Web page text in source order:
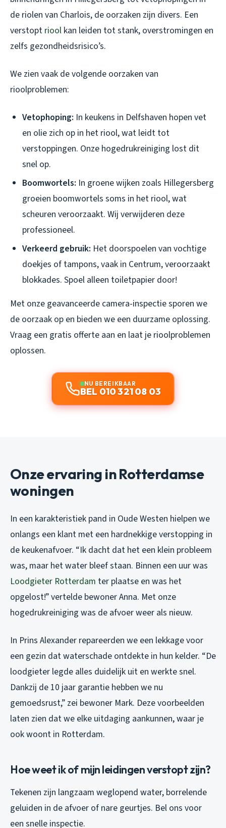
de riolen van Charlois, de oorzaken zijn divers. Een
verstopt riool kan leiden tot stank, overstromingen en
zelfs gezondheidsrisico’s.
We zien vaak de volgende oorzaken van
rioolproblemen:
Vetophoping: In keukens in Delfshaven hopen vet
en olie zich op in het riool, wat leidt tot
verstoppingen. Onze hogedrukreiniging lost dit
snel op.
Boomwortels: In groene wijken zoals Hillegersberg
groeien boomwortels soms in het riool, wat
scheuren veroorzaakt. Wij verwijderen deze
professioneel.
Verkeerd gebruik: Het doorspoelen van vochtige
doekjes of tampons, vaak in Centrum, veroorzaakt
blokkades. Spoel alleen toiletpapier door!
Met onze geavanceerde camera-inspectie sporen we
de oorzaak op en bieden we een duurzame oplossing.
Vraag een gratis offerte aan en laat je rioolproblemen
oplossen.
NU BEREIKBAAR
BEL 010 321 08 03
Onze ervaring in Rotterdamse
woningen
In een karakteristiek pand in Oude Westen hielpen we
onlangs een klant met een hardnekkige verstopping in
de keukenafvoer. “Ik dacht dat het een klein probleem
was, maar het water bleef staan. Binnen een uur was
Loodgieter Rotterdam ter plaatse en was het
opgelost!” vertelde bewoner Anna. Met onze
hogedrukreiniging was de afvoer weer als nieuw.
In Prins Alexander repareerden we een lekkage voor
een gezin dat waterschade ontdekte in hun kelder. “De
loodgieter legde alles duidelijk uit en werkte snel.
Dankzij de 10 jaar garantie hebben we nu
gemoedsrust,” zei bewoner Mark. Deze voorbeelden
laten zien dat we elke uitdaging aankunnen, waar je
ook woont in Rotterdam.
Hoe weet ik of mijn leidingen verstopt zijn?
Tekenen zijn langzaam weglopend water, borrelende
geluiden in de afvoer of nare geurtjes. Bel ons voor
een snelle inspectie.